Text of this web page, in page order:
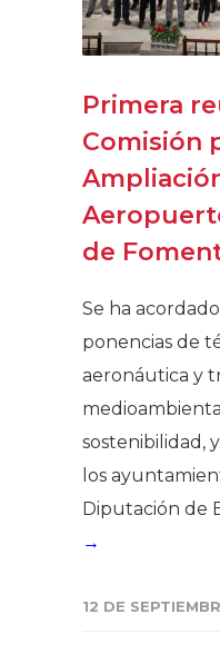
Primera
Comisión
de
Se ha
ponencias de
aeronáutica y
sostenibilidad,
los
Diputación de
→
12 DE